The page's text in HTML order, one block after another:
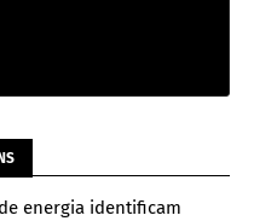
energia identificam